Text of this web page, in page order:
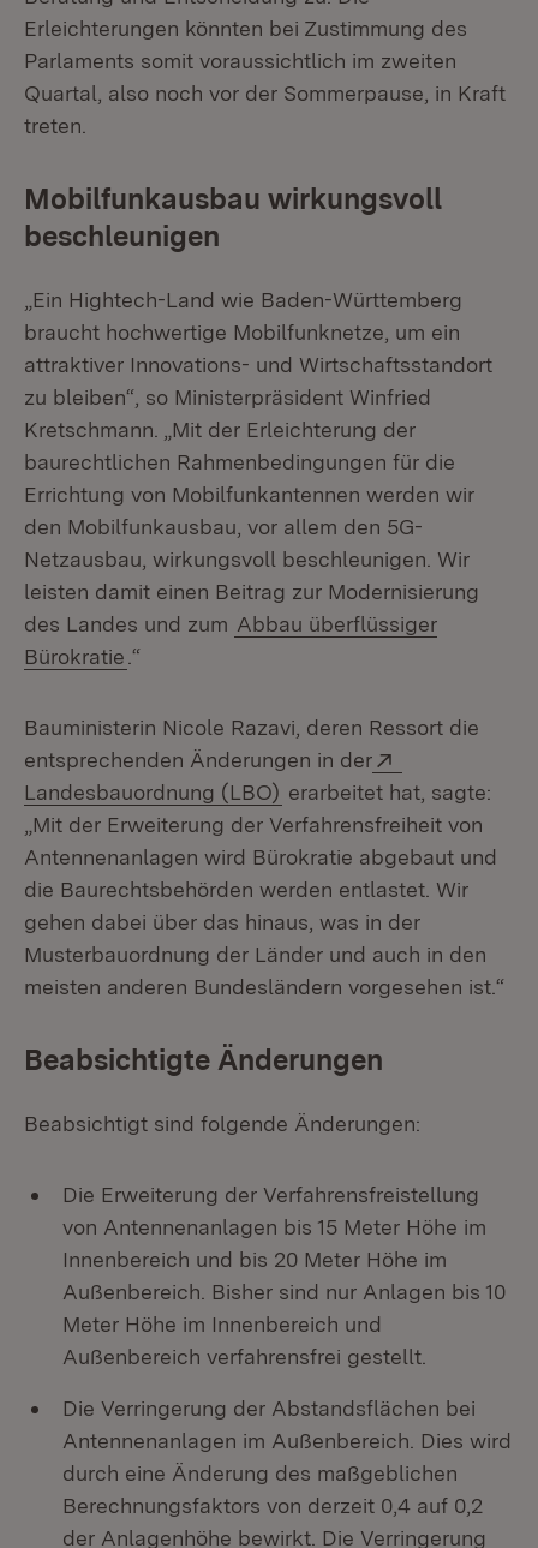
Erleichterungen könnten bei Zustimmung des
Parlaments somit voraussichtlich im zweiten
Quartal, also noch vor der Sommerpause, in Kraft
treten.
Mobilfunkausbau wirkungsvoll
beschleunigen
„Ein Hightech-Land wie Baden-Württemberg
braucht hochwertige Mobilfunknetze, um ein
attraktiver Innovations- und Wirtschaftsstandort
zu bleiben“, so Ministerpräsident Winfried
Kretschmann. „Mit der Erleichterung der
baurechtlichen Rahmenbedingungen für die
Errichtung von Mobilfunkantennen werden wir
den Mobilfunkausbau, vor allem den 5G-
Netzausbau, wirkungsvoll beschleunigen. Wir
leisten damit einen Beitrag zur Modernisierung
des Landes und zum Abbau überflüssiger
Bürokratie .“
Bauministerin Nicole Razavi, deren Ressort die
entsprechenden Änderungen in der
Landesbauordnung (LBO) (Öffnet in neuem Fenster)
erarbeitet hat, sagte:
„Mit der Erweiterung der Verfahrensfreiheit von
Antennenanlagen wird Bürokratie abgebaut und
die Baurechtsbehörden werden entlastet. Wir
gehen dabei über das hinaus, was in der
Musterbauordnung der Länder und auch in den
meisten anderen Bundesländern vorgesehen ist.“
Beabsichtigte Änderungen
Beabsichtigt sind folgende Änderungen:
Die Erweiterung der Verfahrensfreistellung
von Antennenanlagen bis 15 Meter Höhe im
Innenbereich und bis 20 Meter Höhe im
Außenbereich. Bisher sind nur Anlagen bis 10
Meter Höhe im Innenbereich und
Außenbereich verfahrensfrei gestellt.
Die Verringerung der Abstandsflächen bei
Antennenanlagen im Außenbereich. Dies wird
durch eine Änderung des maßgeblichen
Berechnungsfaktors von derzeit 0,4 auf 0,2
der Anlagenhöhe bewirkt. Die Verringerung